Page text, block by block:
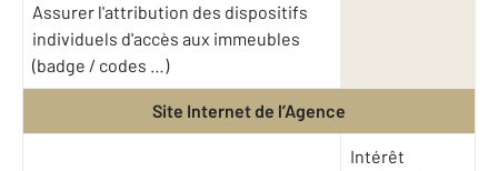
Assurer l'attribution des dispositifs
individuels d'accès aux immeubles
(badge / codes …)
Site Internet de l’Agence
Intérêt